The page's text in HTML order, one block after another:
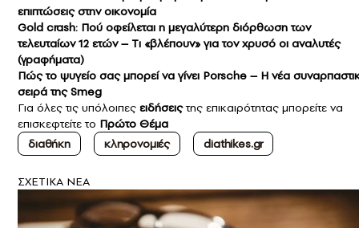
επιπτώσεις στην οικονομία
Gold crash: Πού οφείλεται η μεγαλύτερη διόρθωση των
τελευταίων 12 ετών – Tι «βλέπουν» για τον χρυσό οι αναλυτές
(γραφήματα)
Πώς το ψυγείο σας μπορεί να γίνει Porsche – H νέα
σειρά της Smeg
Για όλες τις υπόλοιπες ειδήσειςτης επικαιρότητας μπορείτε να
επισκεφτείτε το Πρώτο Θέμα
διαθήκη
κληρονομιές diathikes.gr
ΣXETIKA NEA